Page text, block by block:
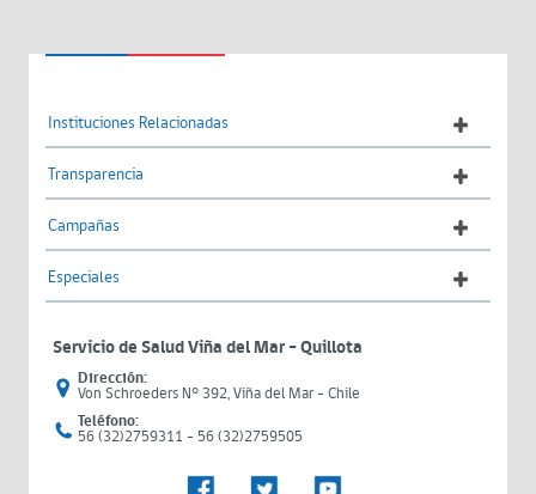
Instituciones Relacionadas
Transparencia
Campañas
Especiales
Servicio de Salud Viña del Mar – Quillota
Dirección:
Von Schroeders N° 392, Viña del Mar - Chile
Teléfono:
56 (32)2759311 - 56 (32)2759505